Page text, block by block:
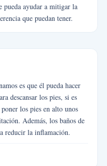
pueda ayudar a mitigar la
que puedan tener.
es que él pueda hacer
descansar los pies, si es
los pies en alto unos
Además, los baños de
reducir la inflamación.